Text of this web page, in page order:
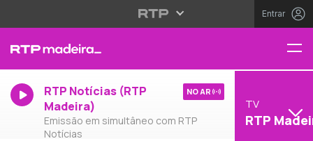
Entrar
RTP Notícias (RTP
Madeira)
Emissão em simultâneo com RTP
Notícias
NO AR
TV
RTP